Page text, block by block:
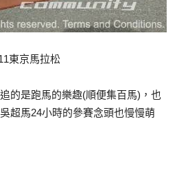
東京馬拉松
的是跑馬的樂趣(順便集百馬)，也
超馬24小時的參賽念頭也慢慢萌